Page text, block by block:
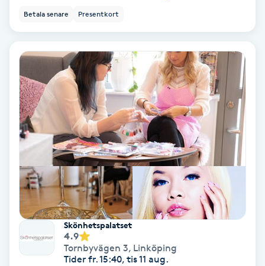
Hot yoga
Hudföryngring
Huduppstramning
Hudvård
Hyaluronsyra
Hyperhidros
Hypnos
Hårborttagning
Betala senare Presentkort
Skönhetspalatset
4.9
Tornbyvägen 3, Linköping
Tider fr. 15:40, tis 11 aug.